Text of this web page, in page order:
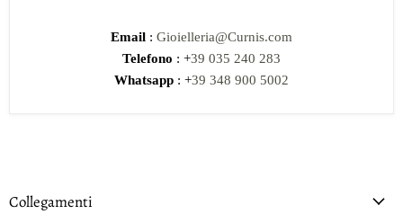
Email : Gioielleria@Curnis.com
Telefono : +39 035 240 283
Whatsapp : +39 348 900 5002
Collegamenti